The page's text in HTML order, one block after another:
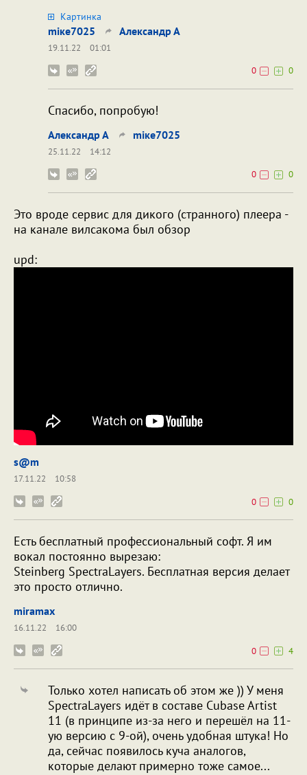
Картинка
miкe7025 Александр А
19.11.22
01:01
0
0
Спасибо, попробую!
Александр А miкe7025
25.11.22
14:12
0
0
Это вроде сервис для дикого (странного) плеера -
на канале вилсакома был обзор
upd:
s@m
17.11.22
10:58
0
0
Есть бесплатный профессиональный софт. Я им
вокал постоянно вырезаю:
Steinberg SpectraLayers. Бесплатная версия делает
это просто отлично.
miramax
16.11.22
16:00
0
4
Только хотел написать об этом же )) У меня
SpectraLayers идёт в составе Cubase Artist
11 (в принципе из-за него и перешёл на 11-
ую версию с 9-ой), очень удобная штука! Но
да, сейчас появилось куча аналогов,
которые делают примерно тоже самое...